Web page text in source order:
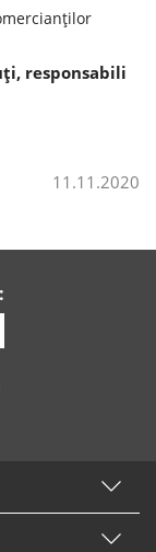
responsabili
11.11.2020